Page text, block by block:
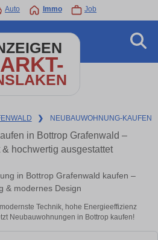
Auto Immo Job
❯ NEUBAUWOHNUNG-KAUFEN
in Bottrop Grafenwald –
& hochwertig ausgestattet
in Bottrop Grafenwald kaufen –
& modernes Design
Technik, hohe Energieeffizienz
Neubauwohnungen in Bottrop kaufen!